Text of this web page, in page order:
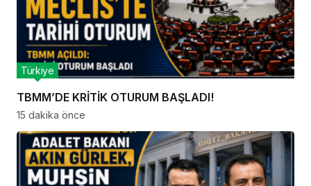
TBMM’DE KRİTİK OTURUM BAŞLADI!
Türkiye
15 dakika önce